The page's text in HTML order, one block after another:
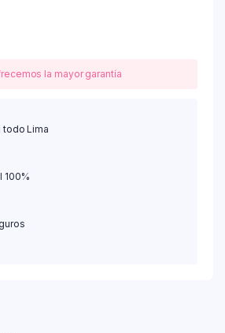
la mayor garantía
todo Lima
100%